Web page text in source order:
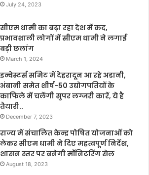
July 24, 2023
सीएम धामी का बढ़ा रहा देश में कद,
प्रभावशाली लोगों में सीएम धामी ने लगाई
बड़ी छलांग
March 1, 2024
इन्वेस्टर्स समिट में देहरादून आ रहे अडानी,
अंबानी समेत शीर्ष-50 उद्योगपतियों के
काफिले में चलेंगी सुपर लग्जरी कारें, ये है
तैयारी..
December 7, 2023
राज्य में संचालित केन्द्र पोषित योजनाओं को
लेकर सीएम धामी ने दिए महत्वपूर्ण निर्देश,
शासन स्तर पर बनेगी मॉनिटरिंग सेल
August 18, 2023